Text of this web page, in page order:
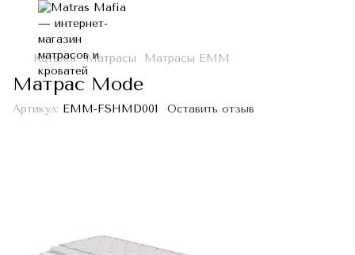
Каталог Матрасы Матрасы ЕММ
Матраc Mode
Артикул: EMM-FSHMD001 Оставить отзыв